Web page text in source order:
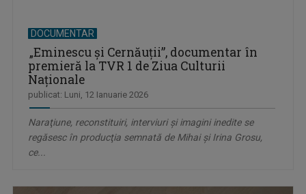
DOCUMENTAR
„Eminescu şi Cernăuţii”, documentar în
premieră la TVR 1 de Ziua Culturii
Naţionale
publicat: Luni, 12 Ianuarie 2026
Naraţiune, reconstituiri, interviuri şi imagini inedite se
regăsesc în producţia semnată de Mihai şi Irina Grosu,
ce...